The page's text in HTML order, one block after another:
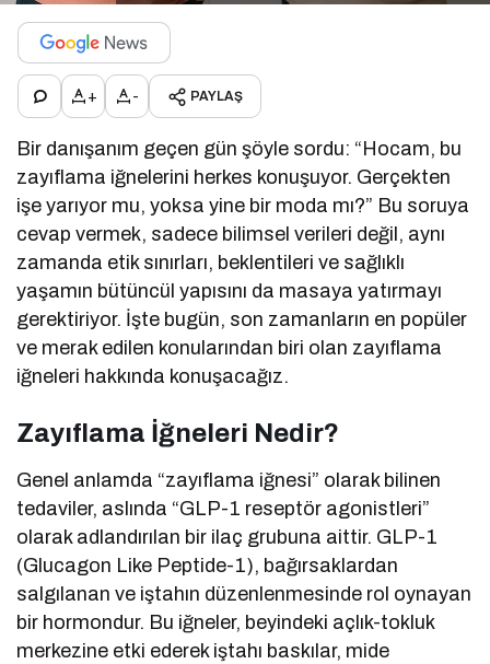
+ - PAYLAŞ
Bir danışanım geçen gün şöyle sordu: “Hocam, bu
zayıflama iğnelerini herkes konuşuyor. Gerçekten
işe yarıyor mu, yoksa yine bir moda mı?” Bu soruya
cevap vermek, sadece bilimsel verileri değil, aynı
zamanda etik sınırları, beklentileri ve sağlıklı
yaşamın bütüncül yapısını da masaya yatırmayı
gerektiriyor. İşte bugün, son zamanların en popüler
ve merak edilen konularından biri olan zayıflama
iğneleri hakkında konuşacağız.
Zayıflama İğneleri Nedir?
Genel anlamda “zayıflama iğnesi” olarak bilinen
tedaviler, aslında “GLP-1 reseptör agonistleri”
olarak adlandırılan bir ilaç grubuna aittir. GLP-1
(Glucagon Like Peptide-1), bağırsaklardan
salgılanan ve iştahın düzenlenmesinde rol oynayan
bir hormondur. Bu iğneler, beyindeki açlık-tokluk
merkezine etki ederek iştahı baskılar, mide